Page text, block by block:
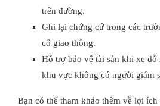
trên đường.
Ghi lại chứng cứ trong các
cố giao thông.
Hỗ trợ bảo vệ tài sản khi xe đỗ
khu vực không có người giám
Bạn có thể tham khảo thêm về lợi ích